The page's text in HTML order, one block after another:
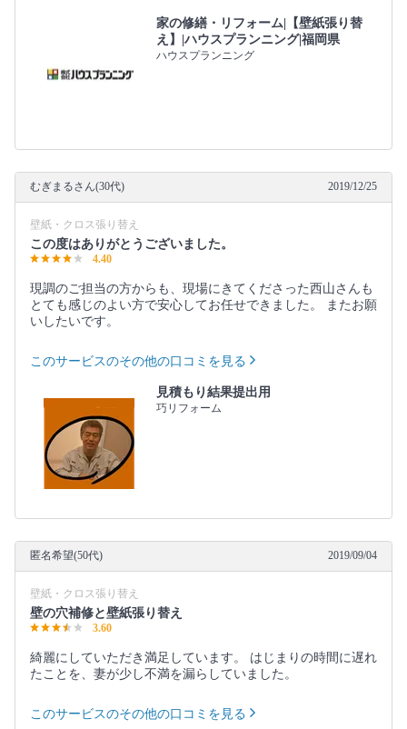
家の修繕・リフォーム|【壁紙張り替
え】|ハウスプランニング|福岡県
ハウスプランニング
むぎまるさん(30代) 2019/12/25
壁紙・クロス張り替え
この度はありがとうございました。
4.40
現調のご担当の方からも、現場にきてくださった西山さんも
とても感じのよい方で安心してお任せできました。 またお願
いしたいです。
このサービスのその他の口コミを見る
見積もり結果提出用
巧リフォーム
匿名希望(50代) 2019/09/04
壁紙・クロス張り替え
壁の穴補修と壁紙張り替え
3.60
綺麗にしていただき満足しています。 はじまりの時間に遅れ
たことを、妻が少し不満を漏らしていました。
このサービスのその他の口コミを見る